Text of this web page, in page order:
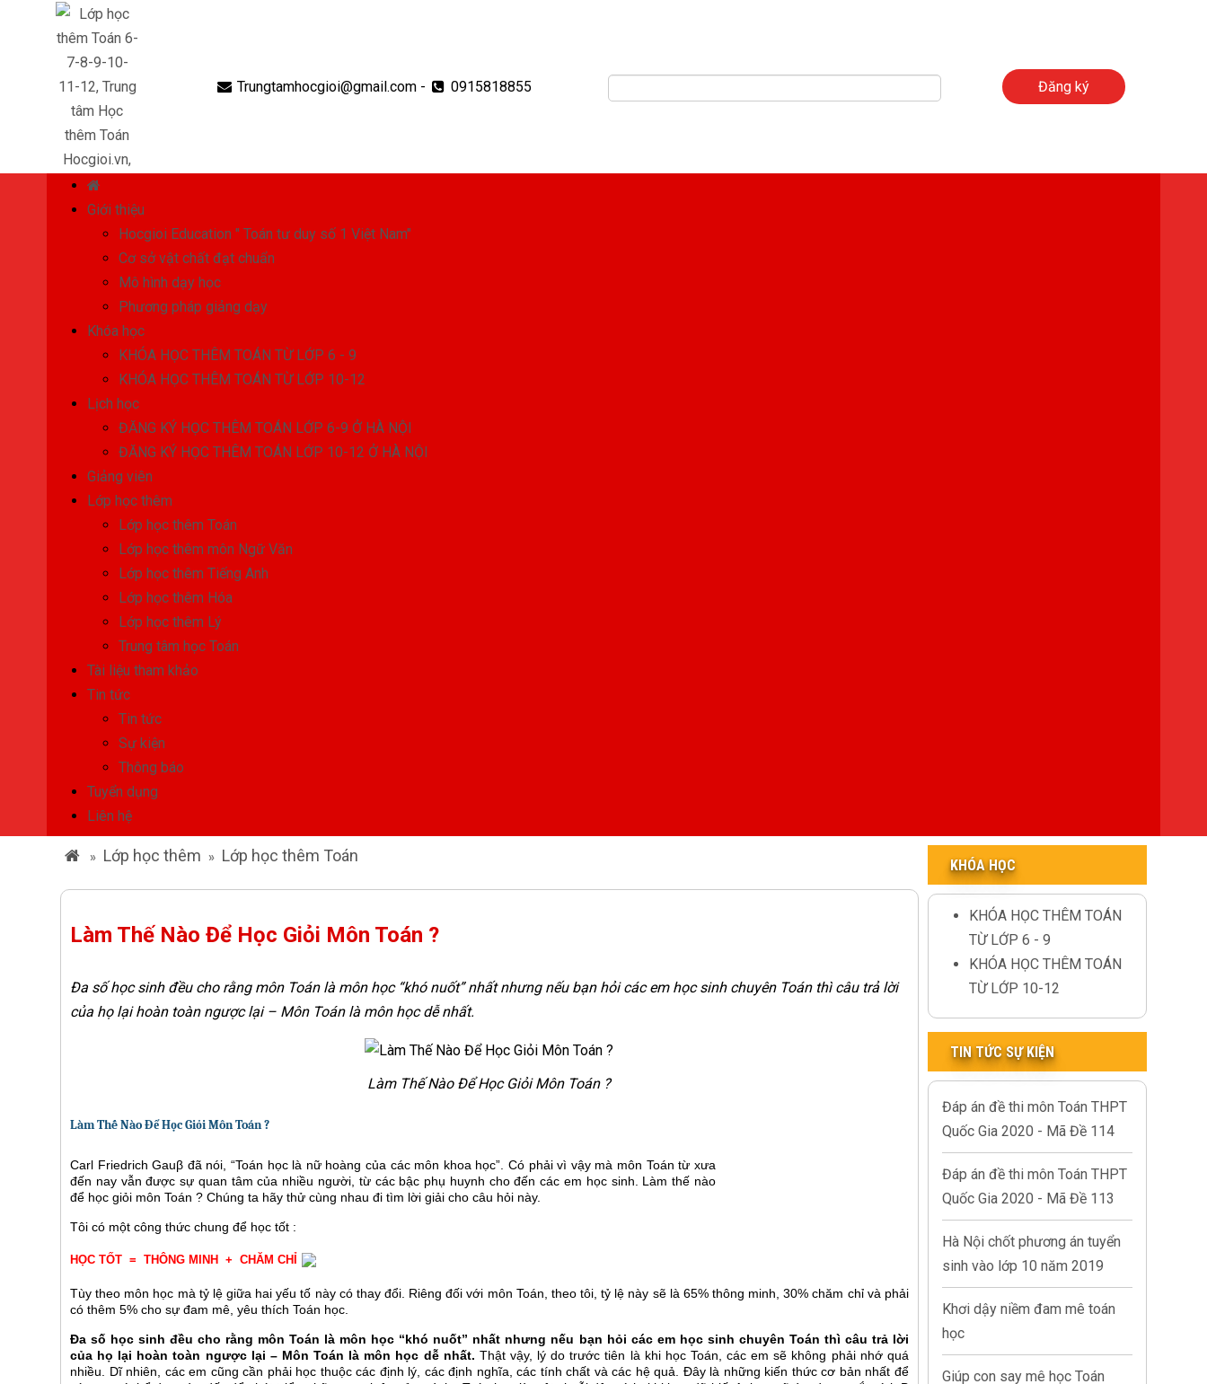
Trungtamhocgioi@gmail.com- 0915818855 Đăng ký
Giới thiệu
Hocgioi Education " Toán tư duy số 1 Việt Nam"
Cơ sở vật chất đạt chuẩn
Mô hình dạy học
Phương pháp giảng dạy
Khóa học
KHÓA HỌC THÊM TOÁN TỪ LỚP 6 - 9
KHÓA HỌC THÊM TOÁN TỪ LỚP 10-12
Lịch học
ĐĂNG KÝ HỌC THÊM TOÁN LỚP 6-9 Ở HÀ NỘI
ĐĂNG KÝ HỌC THÊM TOÁN LỚP 10-12 Ở HÀ NỘI
Giảng viên
Lớp học thêm
Lớp học thêm Toán
Lớp học thêm môn Ngữ Văn
Lớp học thêm Tiếng Anh
Lớp học thêm Hóa
Lớp học thêm Lý
Trung tâm học Toán
Tài liệu tham khảo
Tin tức
Tin tức
Sự kiện
Thông báo
Tuyển dụng
Liên hệ
» Lớp học thêm » Lớp học thêm Toán
Làm Thế Nào Để Học Giỏi Môn Toán ?
Đa số học sinh đều cho rằng môn Toán là môn học “khó nuốt” nhất nhưng nếu bạn hỏi các em học sinh chuyên Toán thì câu trả lời
của họ lại hoàn toàn ngược lại – Môn Toán là môn học dễ nhất.
Làm Thế Nào Để Học Giỏi Môn Toán ?
Làm Thế Nào Để Học Giỏi Môn Toán ?
Carl Friedrich Gauβ đã nói, “Toán học là nữ hoàng của các môn khoa học”. Có phải vì vậy mà môn Toán từ xưa
đến nay vẫn được sự quan tâm của nhiều người, từ các bậc phụ huynh cho đến các em học sinh. Làm thế nào
để học giỏi môn Toán ? Chúng ta hãy thử cùng nhau đi tìm lời giải cho câu hỏi này.
Tôi có một công thức chung để học tốt :
HỌC TỐT = THÔNG MINH + CHĂM CHỈ
Tùy theo môn học mà tỷ lệ giữa hai yếu tố này có thay đổi. Riêng đối với môn Toán, theo tôi, tỷ lệ này sẽ là 65% thông minh, 30% chăm chỉ và phải
có thêm 5% cho sự đam mê, yêu thích Toán học.
Đa số học sinh đều cho rằng môn Toán là môn học “khó nuốt” nhất nhưng nếu bạn hỏi các em học sinh chuyên Toán thì câu trả lời
của họ lại hoàn toàn ngược lại – Môn Toán là môn học dễ nhất. Thật vậy, lý do trước tiên là khi học Toán, các em sẽ không phải nhớ quá
nhiều. Dĩ nhiên, các em cũng cần phải học thuộc các định lý, các định nghĩa, các tính chất và các hệ quả. Đây là những kiến thức cơ bản nhất để
KHÓA HỌC
KHÓA HỌC THÊM TOÁN
TỪ LỚP 6 - 9
KHÓA HỌC THÊM TOÁN
TỪ LỚP 10-12
TIN TỨC SỰ KIỆN
Đáp án đề thi môn Toán THPT
Quốc Gia 2020 - Mã Đề 114
Đáp án đề thi môn Toán THPT
Quốc Gia 2020 - Mã Đề 113
Hà Nội chốt phương án tuyển
sinh vào lớp 10 năm 2019
Khơi dậy niềm đam mê toán
học
Giúp con say mê học Toán